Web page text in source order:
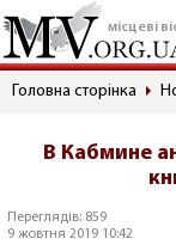
місцеві
Головна сторінка
В Кабмине
Переглядів: 859
9 жовтня 2019 10:42